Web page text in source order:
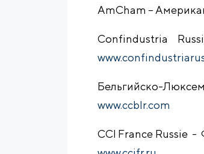
AmCham –
Confindustria
Бельгийско-
www.ccblr.com
CCI France Russie